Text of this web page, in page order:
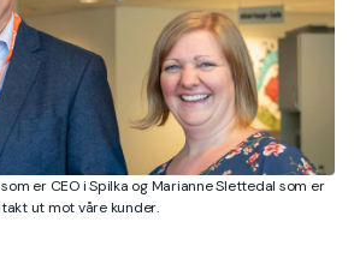
er CEO i Spilka og Marianne Slettedal som er
ut mot våre kunder.